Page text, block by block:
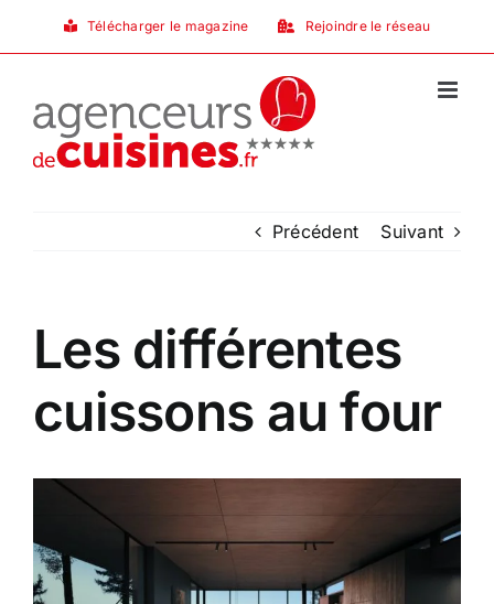
Télécharger le magazine Rejoindre le réseau
Précédent Suivant
Les différentes
cuissons au four